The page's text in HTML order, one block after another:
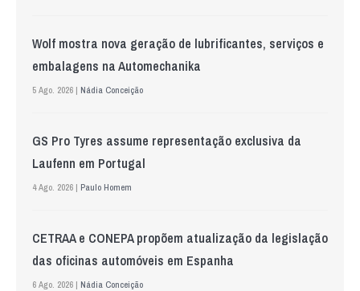
Wolf mostra nova geração de lubrificantes, serviços e
embalagens na Automechanika
5 Ago. 2026 | Nádia Conceição
GS Pro Tyres assume representação exclusiva da
Laufenn em Portugal
4 Ago. 2026 | Paulo Homem
CETRAA e CONEPA propõem atualização da legislação
das oficinas automóveis em Espanha
6 Ago. 2026 | Nádia Conceição